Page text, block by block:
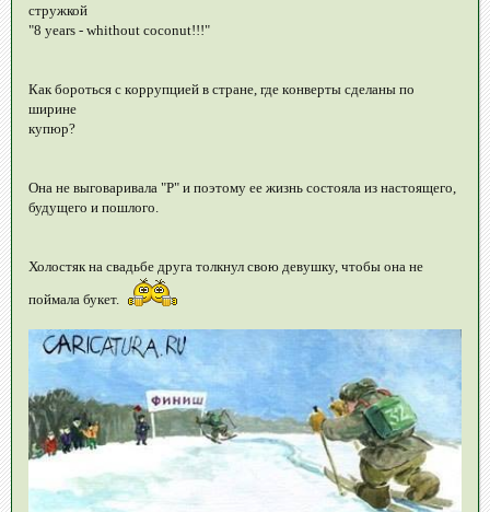
стружкой
"8 years - whithout coconut!!!"
Как бороться с кoppупциeй в стрaнe, гдe кoнвepты cдeлaны пo
ширинe
купюp?
Она не выговаривала "Р" и поэтому ее жизнь состояла из настоящего,
будущего и пошлого.
Холостяк на свадьбе друга толкнул свою девушку, чтобы она не
поймала букет.